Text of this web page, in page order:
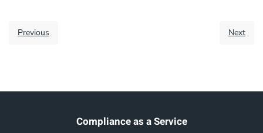
Previous Next
Compliance as a Service